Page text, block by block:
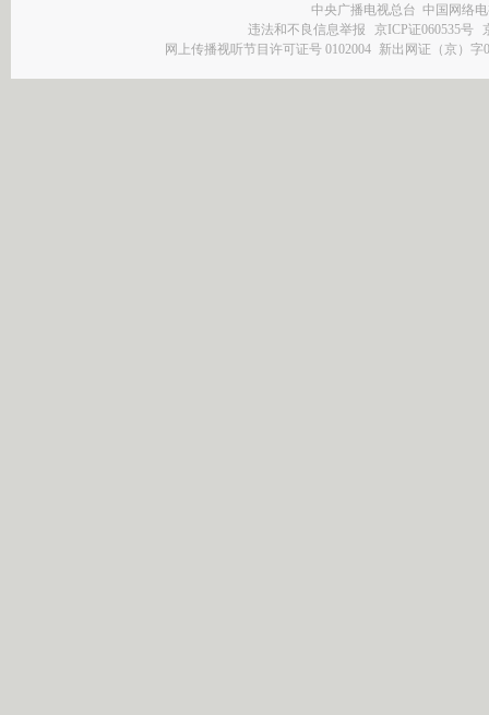
中央广播电视总台 中国网络
违法和不良信息举报
京ICP证060535号
网上传播视听节目许可证号 0102004 新出网证（京）